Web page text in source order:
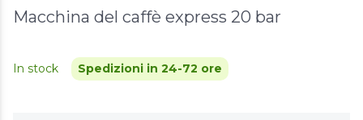
Macchina del caffè express 20 bar
In stock Spedizioni in 24-72 ore